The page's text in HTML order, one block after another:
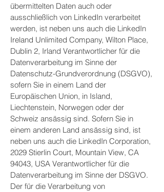
übermittelten Daten auch oder
ausschließlich von LinkedIn verarbeitet
werden, ist neben uns auch die LinkedIn
Ireland Unlimited Company, Wilton Place,
Dublin 2, Irland Verantwortlicher für die
Datenverarbeitung im Sinne der
Datenschutz-Grundverordnung (DSGVO),
sofern Sie in einem Land der
Europäischen Union, in Island,
Liechtenstein, Norwegen oder der
Schweiz ansässig sind. Sofern Sie in
einem anderen Land ansässig sind, ist
neben uns auch die LinkedIn Corporation,
2029 Stierlin Court, Mountain View, CA
94043, USA Verantwortlicher für die
Datenverarbeitung im Sinne der DSGVO.
Der für die Verarbeitung von